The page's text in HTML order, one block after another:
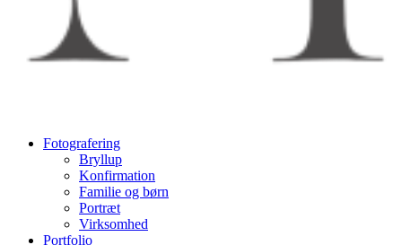
Fotografering
Bryllup
Konfirmation
Familie og børn
Portræt
Virksomhed
Portfolio